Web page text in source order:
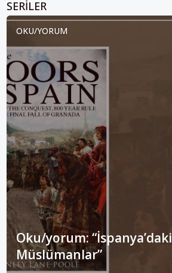
SERILER
OKU/YORUM
Oku/yorum: “İspanya’daki
Müslümanlar”